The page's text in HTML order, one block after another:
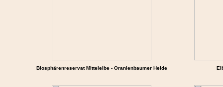
Biosphärenreservat Mittelelbe - Oranienbaumer Heide